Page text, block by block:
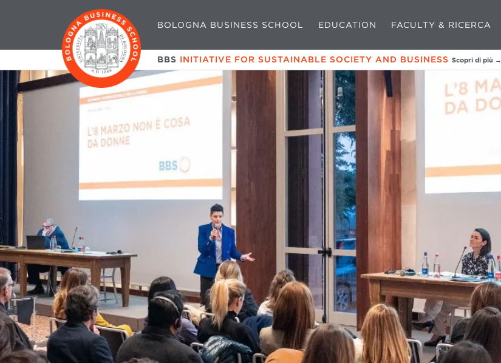
BOLOGNA BUSINESS SCHOOL EDUCATION FACULTY & RICERCA
BBS INITIATIVE FOR SUSTAINABLE SOCIETY AND BUSINESS Scopri di più →